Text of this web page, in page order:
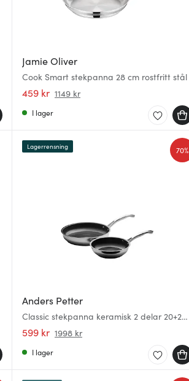
Jamie Oliver
Cook Smart stekpanna 28 cm rostfritt stål
459 kr 1149 kr
I lager
Anders Petter
Classic stekpanna keramisk 2 delar 20+28
cm
599 kr 1998 kr
70%
Lagerrensning
I lager